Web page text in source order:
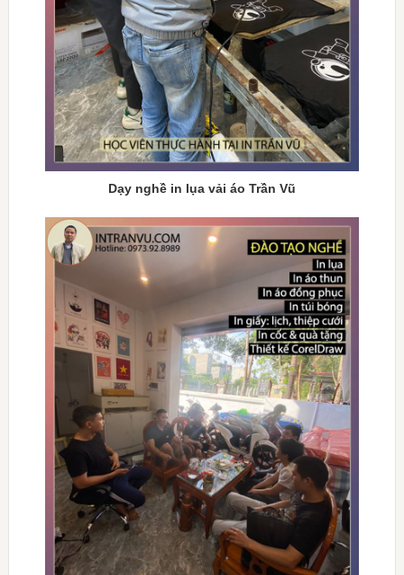
Dạy nghề in lụa vải áo Trần Vũ